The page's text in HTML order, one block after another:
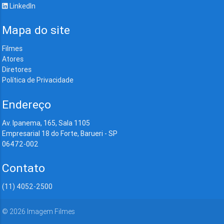
LinkedIn
Mapa do site
Filmes
Atores
Diretores
Política de Privacidade
Endereço
Av. Ipanema, 165, Sala 1105
Empresarial 18 do Forte, Barueri - SP
06472-002
Contato
(11) 4052-2500
© 2026 Imagem Filmes